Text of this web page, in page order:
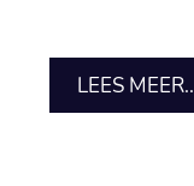
LEES